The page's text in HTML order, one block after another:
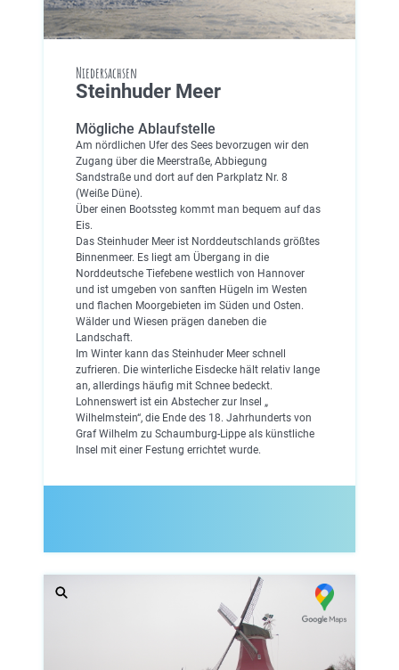
Niedersachsen
Steinhuder Meer
Mögliche Ablaufstelle
Am nördlichen Ufer des Sees bevorzugen wir den
Zugang über die Meerstraße, Abbiegung
Sandstraße und dort auf den Parkplatz Nr. 8
(Weiße Düne).
Über einen Bootssteg kommt man bequem auf das
Eis.
Das Steinhuder Meer ist Norddeutschlands größtes
Binnenmeer. Es liegt am Übergang in die
Norddeutsche Tiefebene westlich von Hannover
und ist umgeben von sanften Hügeln im Westen
und flachen Moorgebieten im Süden und Osten.
Wälder und Wiesen prägen daneben die
Landschaft.
Im Winter kann das Steinhuder Meer schnell
zufrieren. Die winterliche Eisdecke hält relativ lange
an, allerdings häufig mit Schnee bedeckt.
Lohnenswert ist ein Abstecher zur Insel „
Wilhelmstein“, die Ende des 18. Jahrhunderts von
Graf Wilhelm zu Schaumburg-Lippe als künstliche
Insel mit einer Festung errichtet wurde.